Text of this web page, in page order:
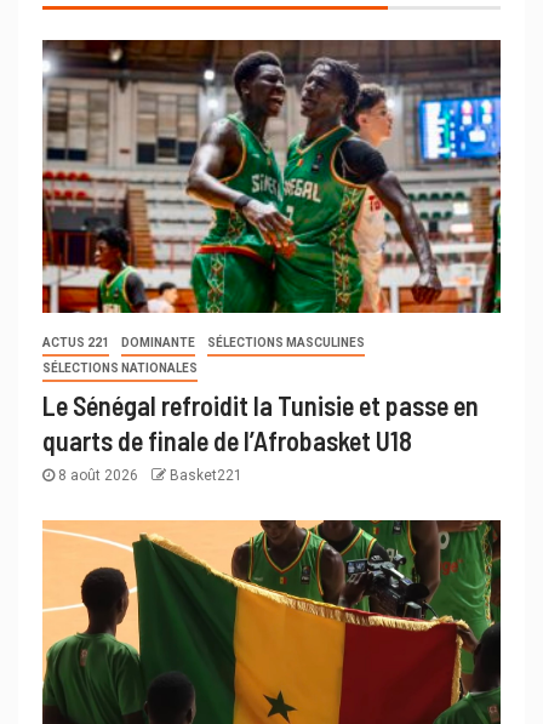
ACTUS 221 DOMINANTE
SÉLECTIONS MASCULINES
SÉLECTIONS NATIONALES
Le Sénégal refroidit la Tunisie et passe en
quarts de finale de l’Afrobasket U18
8 août 2026 Basket221